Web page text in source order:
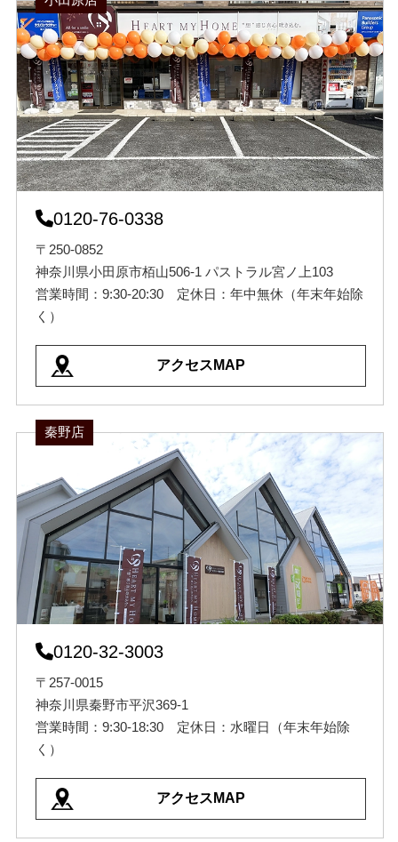
0120-76-0338
〒250-0852
神奈川県小田原市栢山506-1 パストラル宮ノ上103
営業時間：9:30-20:30 定休日：年中無休（年末年始除
く）
アクセスMAP
秦野店
0120-32-3003
〒257-0015
神奈川県秦野市平沢369-1
営業時間：9:30-18:30 定休日：水曜日（年末年始除
く）
アクセスMAP